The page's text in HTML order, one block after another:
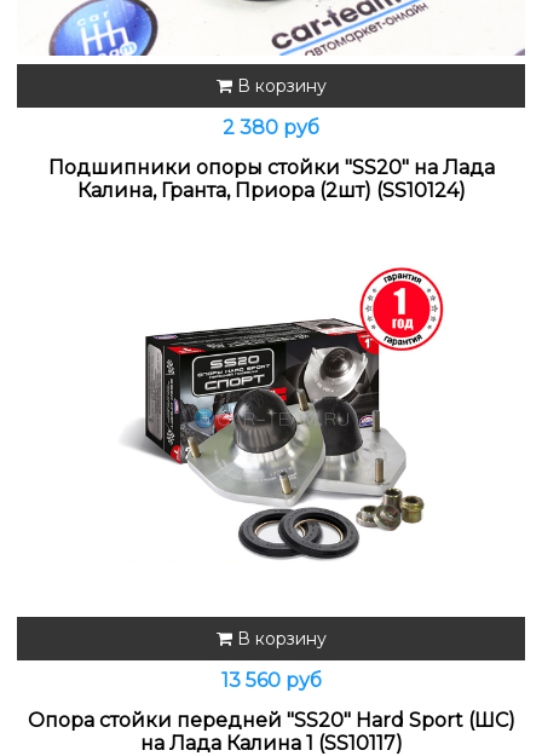
В корзину
2 380 руб
Подшипники опоры стойки "SS20" на Лада
Калина, Гранта, Приора (2шт) (SS10124)
В корзину
13 560 руб
Опора стойки передней "SS20" Hard Sport (ШС)
на Лада Калина 1 (SS10117)